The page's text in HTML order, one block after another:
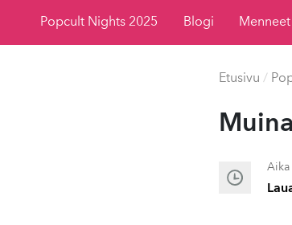
Popcult Nights 2025 Blogi
Etusivu /
Aika